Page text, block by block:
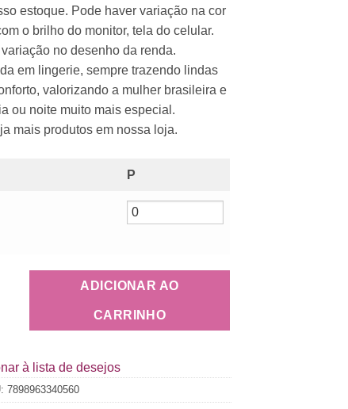
estoque. Pode haver variação na cor
o brilho do monitor, tela do celular.
no desenho da renda.
em lingerie, sempre trazendo lindas
valorizando a mulher brasileira e
ou noite muito mais especial.
mais produtos em nossa loja.
P
ADICIONAR AO
CARRINHO
à lista de desejos
7898963340560